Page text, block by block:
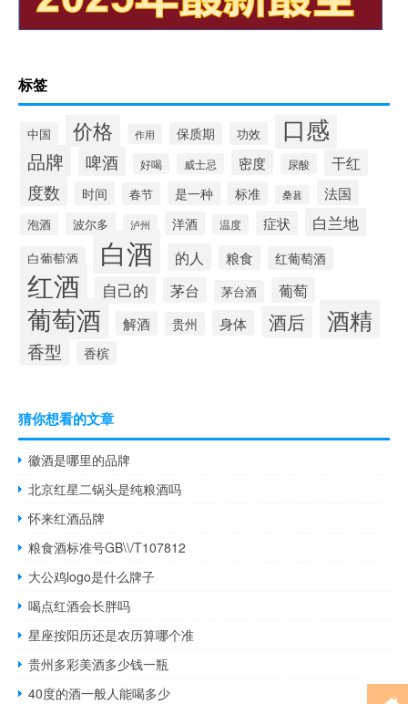
标签
中国 价格 作用 保质期 功效 口感
品牌 啤酒 好喝 威士忌 密度 尿酸 干红
度数 时间 春节 是一种 标准 桑葚 法国
泡酒 波尔多 泸州 洋酒 温度 症状 白兰地
白葡萄酒 白酒 的人 粮食 红葡萄酒
红酒 自己的 茅台 茅台酒 葡萄
葡萄酒 解酒 贵州 身体 酒后 酒精
香型 香槟
猜你想看的文章
徽酒是哪里的品牌
北京红星二锅头是纯粮酒吗
怀来红酒品牌
粮食酒标准号GB\\/T107812
大公鸡logo是什么牌子
喝点红酒会长胖吗
星座按阳历还是农历算哪个准
贵州多彩美酒多少钱一瓶
40度的酒一般人能喝多少